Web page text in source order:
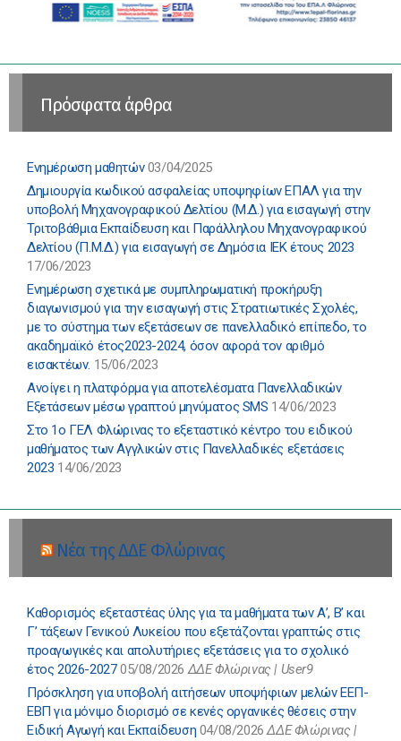
Πρόσφατα άρθρα
Ενημέρωση μαθητών 03/04/2025
Δημιουργία κωδικού ασφαλείας υποψηφίων ΕΠΑΛ για την
υποβολή Μηχανογραφικού Δελτίου (Μ.Δ.) για εισαγωγή στην
Τριτοβάθμια Εκπαίδευση και Παράλληλου Μηχανογραφικού
Δελτίου (Π.Μ.Δ.) για εισαγωγή σε Δημόσια ΙΕΚ έτους 2023
17/06/2023
Ενημέρωση σχετικά με συμπληρωματική προκήρυξη
διαγωνισμού για την εισαγωγή στις Στρατιωτικές Σχολές,
με το σύστημα των εξετάσεων σε πανελλαδικό επίπεδο, το
ακαδημαϊκό έτος2023-2024, όσον αφορά τον αριθμό
εισακτέων. 15/06/2023
Ανοίγει η πλατφόρμα για αποτελέσματα Πανελλαδικών
Εξετάσεων μέσω γραπτού μηνύματος SMS 14/06/2023
Στο 1ο ΓΕΛ Φλώρινας το εξεταστικό κέντρο του ειδικού
μαθήματος των Αγγλικών στις Πανελλαδικές εξετάσεις
2023 14/06/2023
Νέα της ΔΔΕ Φλώρινας
Καθορισμός εξεταστέας ύλης για τα μαθήματα των Α’, Β’ και
Γ’ τάξεων Γενικού Λυκείου που εξετάζονται γραπτώς στις
προαγωγικές και απολυτήριες εξετάσεις για το σχολικό
έτος 2026-2027 05/08/2026 ΔΔΕ Φλώρινας | User9
Πρόσκληση για υποβολή αιτήσεων υποψήφιων μελών ΕΕΠ-
ΕΒΠ για μόνιμο διορισμό σε κενές οργανικές θέσεις στην
Ειδική Αγωγή και Εκπαίδευση 04/08/2026 ΔΔΕ Φλώρινας |